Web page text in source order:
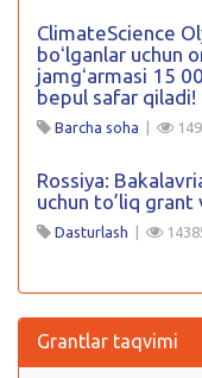
ClimateScience
boʻlganlar uchun
jamgʻarmasi 15
bepul safar qiladi!
Barcha soha |
Rossiya:
uchun to’liq
Dasturlash |
Grantlar taqvimi